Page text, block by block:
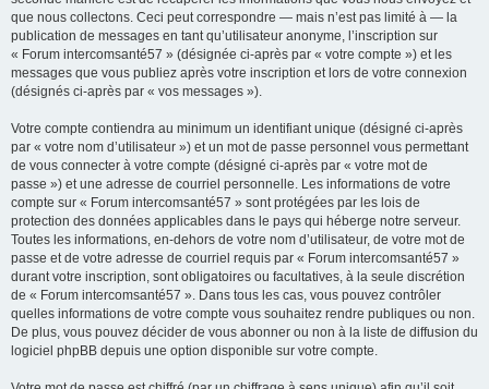
que nous collectons. Ceci peut correspondre — mais n’est pas limité à — la
publication de messages en tant qu’utilisateur anonyme, l’inscription sur
« Forum intercomsanté57 » (désignée ci-après par « votre compte ») et les
messages que vous publiez après votre inscription et lors de votre connexion
(désignés ci-après par « vos messages »).
Votre compte contiendra au minimum un identifiant unique (désigné ci-après
par « votre nom d’utilisateur ») et un mot de passe personnel vous permettant
de vous connecter à votre compte (désigné ci-après par « votre mot de
passe ») et une adresse de courriel personnelle. Les informations de votre
compte sur « Forum intercomsanté57 » sont protégées par les lois de
protection des données applicables dans le pays qui héberge notre serveur.
Toutes les informations, en-dehors de votre nom d’utilisateur, de votre mot de
passe et de votre adresse de courriel requis par « Forum intercomsanté57 »
durant votre inscription, sont obligatoires ou facultatives, à la seule discrétion
de « Forum intercomsanté57 ». Dans tous les cas, vous pouvez contrôler
quelles informations de votre compte vous souhaitez rendre publiques ou non.
De plus, vous pouvez décider de vous abonner ou non à la liste de diffusion du
logiciel phpBB depuis une option disponible sur votre compte.